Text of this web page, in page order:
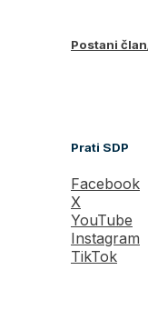
Postani
Prati SDP
Facebook
X
YouTube
Instagram
TikTok